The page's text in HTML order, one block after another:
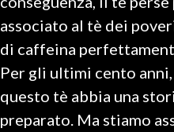
associato al tè dei
di caffeina
Per gli ultimi cento
questo tè abbia una
preparato. Ma stiamo